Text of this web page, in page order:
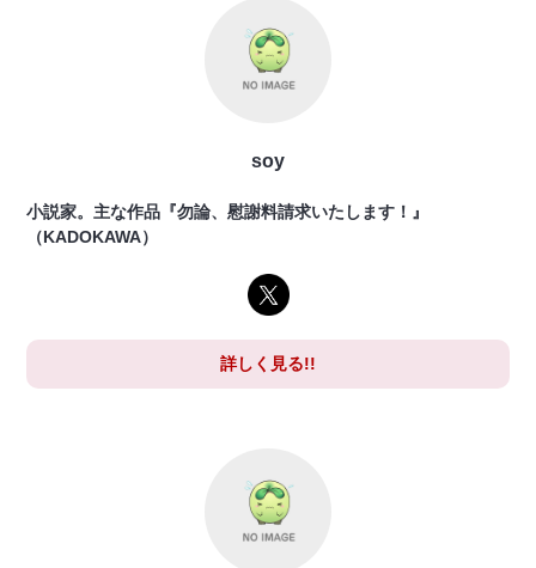
soy
小説家。主な作品『勿論、慰謝料請求いたします！』
（KADOKAWA）
詳しく見る!!